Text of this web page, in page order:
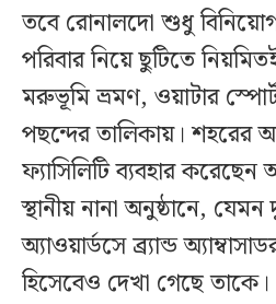
তবে রোনালদো শুধু
পরিবার নিয়ে ছুটিতে
মরুভূমি ভ্রমণ, ওয়াটার
পছন্দের তালিকায়। শহরের
ফ্যাসিলিটি ব্যবহার
স্থানীয় নানা অনুষ্ঠানে,
অ্যাওয়ার্ডসে ব্র্যান্ড
হিসেবেও দেখা গেছে তাকে।